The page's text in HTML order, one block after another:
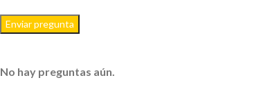
Enviar pregunta
No hay preguntas aún.